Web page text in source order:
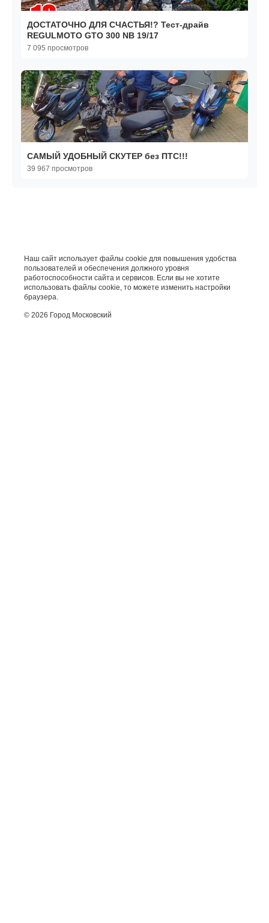
ДОСТАТОЧНО ДЛЯ СЧАСТЬЯ!? Тест-драйв
REGULMOTO GTO 300 NB 19/17
7 095 просмотров
САМЫЙ УДОБНЫЙ СКУТЕР без ПТС!!!
39 967 просмотров
Наш сайт использует файлы cookie для повышения удобства
пользователей и обеспечения должного уровня
работоспособности сайта и сервисов. Если вы не хотите
использовать файлы cookie, то можете изменить настройки
браузера.
© 2026 Город Московский